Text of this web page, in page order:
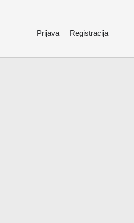
Prijava Registracija